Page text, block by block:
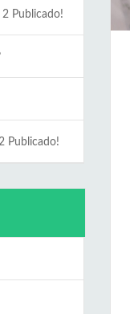
2 Publicado!
Publicado!